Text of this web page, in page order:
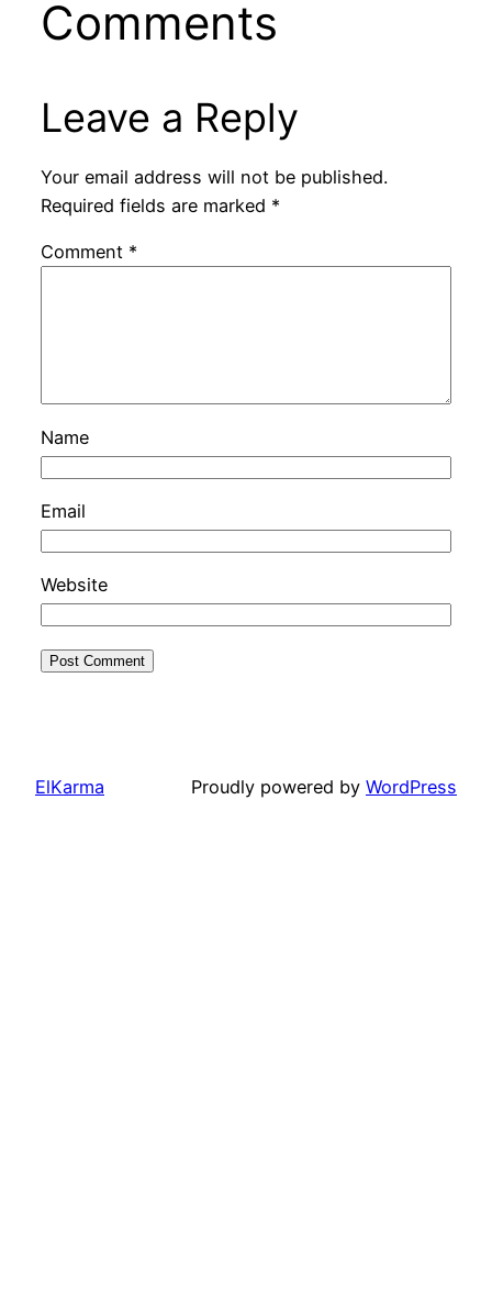
Comments
Leave a Reply
Your email address will not be published.
Required fields are marked *
Comment *
Name
Email
Website
ElKarma Proudly powered by WordPress